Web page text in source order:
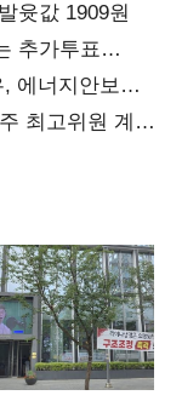
윳값 1909원
추가투표
에너지안보
최고위원 계파